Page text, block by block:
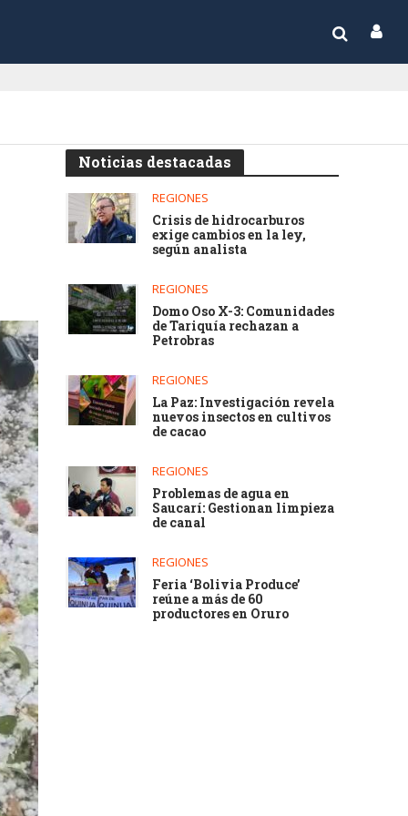
Noticias destacadas
REGIONES
Crisis de hidrocarburos
exige cambios en la ley,
según analista
REGIONES
Domo Oso X-3: Comunidades
de Tariquía rechazan a
Petrobras
REGIONES
La Paz: Investigación revela
nuevos insectos en cultivos
de cacao
REGIONES
Problemas de agua en
Saucarí: Gestionan limpieza
de canal
REGIONES
Feria ‘Bolivia Produce’
reúne a más de 60
productores en Oruro